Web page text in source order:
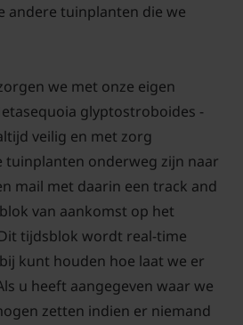
andere tuinplanten die we
we met onze eigen
glyptostroboides -
veilig en met zorg
tuinplanten onderweg zijn naar
mail met daarin een track and
van aankomst op het
tijdsblok wordt real-time
kunt houden hoe laat we er
u heeft aangegeven waar we
zetten indien er niemand